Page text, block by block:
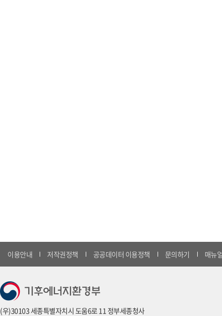
이용안내 저작권정책 공공데이터 이용정책 문의하기 매뉴
(우)30103 세종특별자치시 도움6로 11 정부세종청사